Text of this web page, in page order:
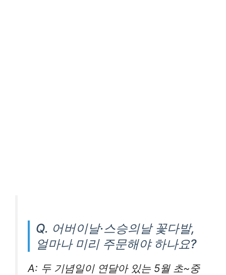
Q. 어버이날·스승의날 꽃다발,
얼마나 미리 주문해야 하나요?
A: 두 기념일이 연달아 있는 5월 초~중